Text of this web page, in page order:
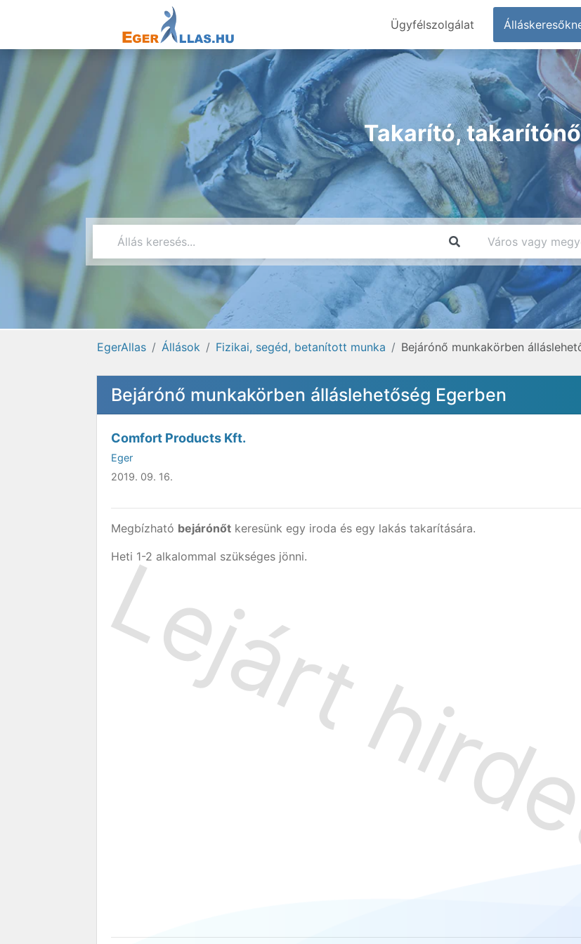
Ügyfélszolgálat
Takarító, takarítónő
EgerAllas Állások Fizikai, segéd, betanított munka Bejárónő munkakörben
Bejárónő munkakörben álláslehetőség Egerben
Comfort Products Kft.
Eger
2019. 09. 16.
Megbízható bejárónőt keresünk egy iroda és egy lakás takarítására.
Heti 1-2 alkalommal szükséges jönni.